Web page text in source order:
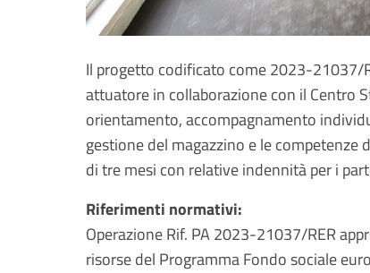
Il progetto codificato come 2023-21037/
attuatore in collaborazione con il Centro
orientamento, accompagnamento
gestione del magazzino e le
di tre mesi con relative indennità per i
Riferimenti normativi:
Operazione Rif. PA 2023-21037/RER
risorse del Programma Fondo sociale